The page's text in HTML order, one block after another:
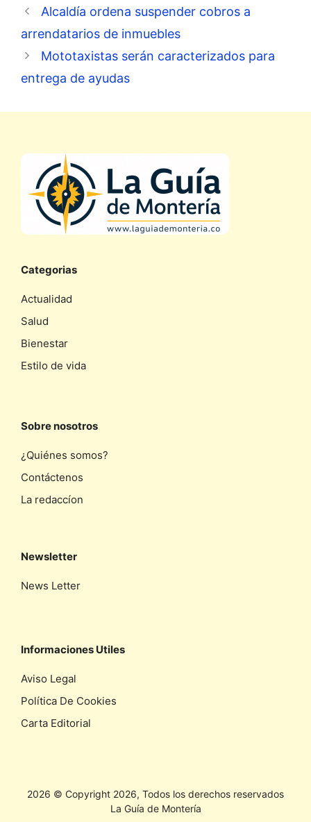
Alcaldía ordena suspender cobros a
arrendatarios de inmuebles
Mototaxistas serán caracterizados para
entrega de ayudas
Categorias
Actualidad
Salud
Bienestar
Estilo de vida
Sobre nosotros
¿Quiénes somos?
Contáctenos
La redaccíon
Newsletter
News Letter
Informaciones Utiles
Aviso Legal
Política De Cookies
Carta Editorial
2026 © Copyright 2026, Todos los derechos reservados
La Guía de Montería